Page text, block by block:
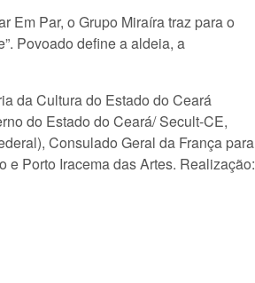
Em Par, o Grupo Miraíra traz para o
Povoado define a aldeia, a
da Cultura do Estado do Ceará
do Estado do Ceará/ Secult-CE,
Consulado Geral da França para
Porto Iracema das Artes. Realização: